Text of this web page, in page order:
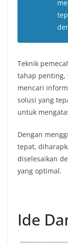
Teknik
tahap penting,
mencari
solusi yang
untuk
Dengan
tepat,
diselesaikan
yang optimal.
Ide